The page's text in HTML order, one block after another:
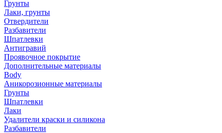
Грунты
Лаки, грунты
Отвердители
Разбавители
Шпатлевки
Антигравий
Проявочное покрытие
Дополнительные материалы
Body
Аникорозионные материалы
Грунты
Шпатлевки
Лаки
Удалители краски и силикона
Разбавители